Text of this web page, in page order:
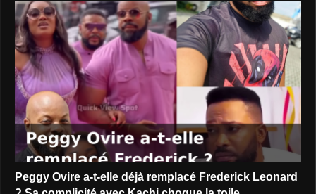
Peggy Ovire a-t-elle déjà remplacé Frederick Leonard